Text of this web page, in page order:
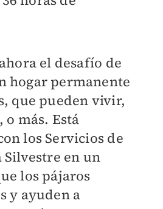
el desafío de
hogar permanente
que pueden vivir,
o más. Está
los Servicios de
Silvestre en un
los pájaros
y ayuden a